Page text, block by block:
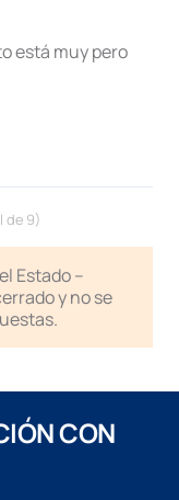
está muy pero
de 9)
Estado –
y no se
CON